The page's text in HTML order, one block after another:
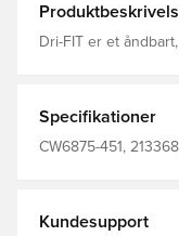
Dri-FIT er et
træningstrøjen får et
er børstet på
behagelig følelse Regular fit Fremstillet
Specifikationer
CW6875-451,
Kundesupport